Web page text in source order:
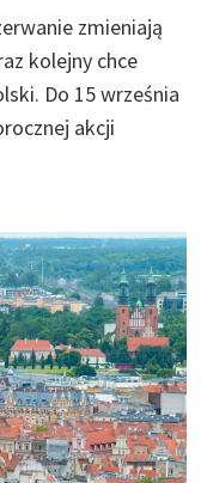
zmieniają
kolejny chce
Do 15 września
akcji